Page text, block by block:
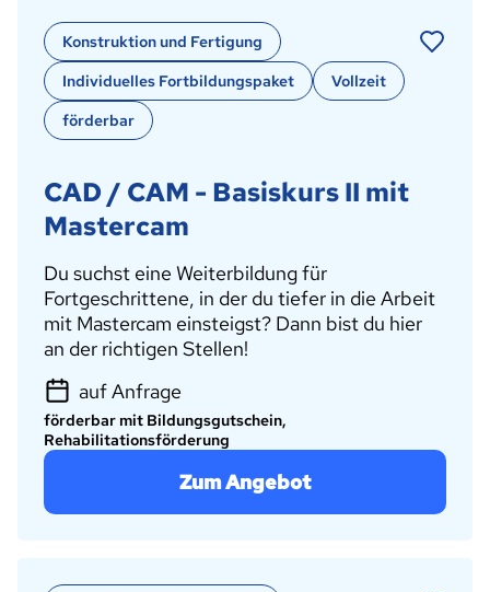
Konstruktion und Fertigung
Individuelles Fortbildungspaket
Vollzeit
förderbar
CAD / CAM - Basiskurs II mit
Mastercam
Du suchst eine Weiterbildung für
Fortgeschrittene, in der du tiefer in die Arbeit
mit Mastercam einsteigst? Dann bist du hier
an der richtigen Stellen!
auf Anfrage
förderbar mit Bildungsgutschein,
Rehabilitationsförderung
Zum Angebot